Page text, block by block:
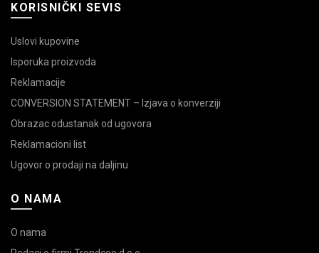
KORISNIČKI SEVIS
Uslovi kupovine
Isporuka proizvoda
Reklamacije
CONVERSION STATEMENT – Izjava o konverziji
Obrazac odustanak od ugovora
Reklamacioni list
Ugovor o prodaji na daljinu
O NAMA
O nama